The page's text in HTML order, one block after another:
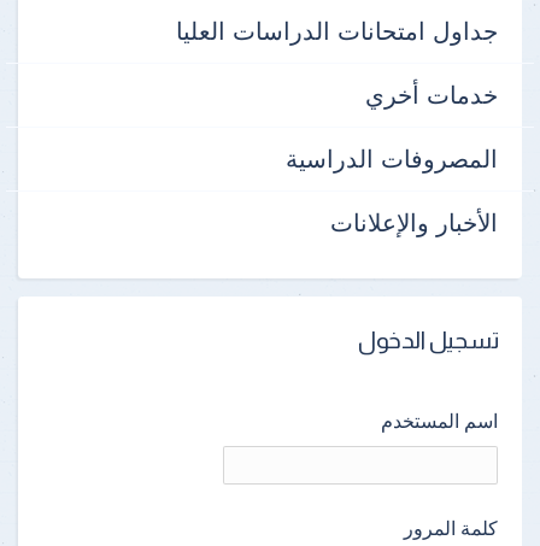
جداول امتحانات الدراسات العليا
خدمات أخري
المصروفات الدراسية
الأخبار والإعلانات
تسجيل الدخول
اسم المستخدم
كلمة المرور